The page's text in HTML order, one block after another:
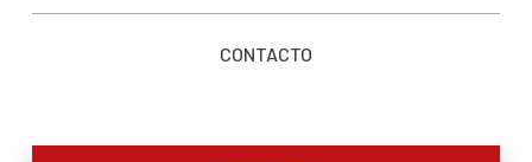
CONTACTO